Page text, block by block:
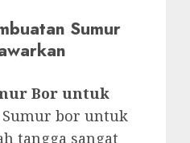
Sumur
Bor untuk
Sumur bor untuk
tangga sangat